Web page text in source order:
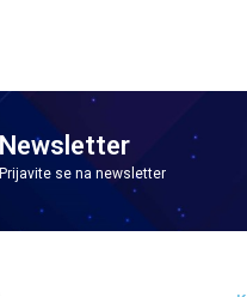
Newsletter
Prijavite se na newsletter